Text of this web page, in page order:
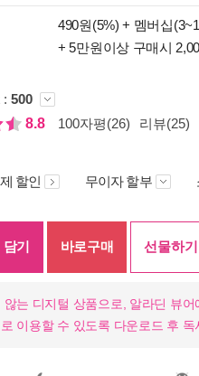
종이책의
미리보기
490원(5%) + 멤버십
+ 5만원이상 구매시
: 500
8.8
100자평(26) 리뷰(25)
할인 무이자 할부
기 바로구매 선물하기
않는 디지털 상품으로, 알라딘 뷰어
이용할 수 있도록 다운로드 후 독